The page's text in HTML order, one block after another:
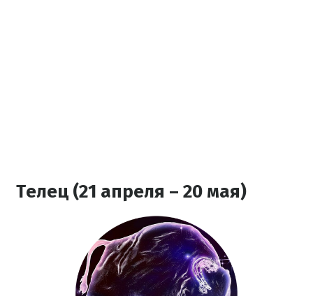
Телец (21 апреля – 20 мая)